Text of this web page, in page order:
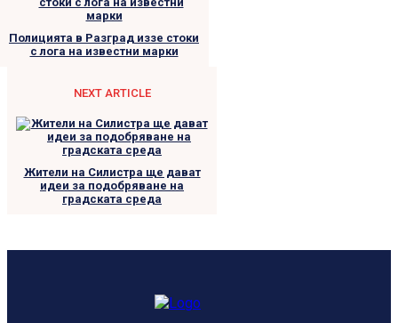
Полицията в Разград иззе стоки
с лога на известни марки
NEXT ARTICLE
Жители на Силистра ще дават
идеи за подобряване на
градската среда